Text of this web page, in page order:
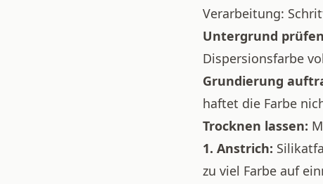
Verarbeitung:
Untergrund
Dispersionsfarbe
Grundierung
haftet die Farbe
Trocknen lassen:
1. Anstrich:
zu viel Farbe auf